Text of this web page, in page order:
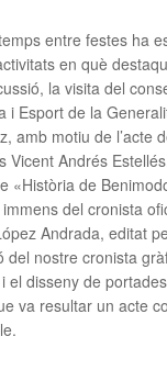
entre festes ha
en què
la visita del
i Esport de la
amb motiu de l’acte
Vicent Andrés
«Història de
del cronista
Andrada, editat
del nostre cronista
el disseny de
va resultar un acte